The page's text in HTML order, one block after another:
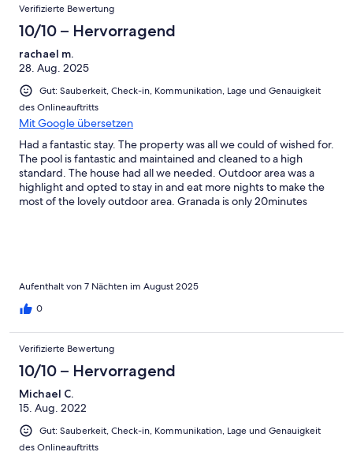
Verifizierte Bewertung
10/10 – Hervorragend
rachael m.
28. Aug. 2025
Gut: Sauberkeit, Check-in, Kommunikation, Lage und Genauigkeit
des Onlineauftritts
Mit Google übersetzen
Had a fantastic stay. The property was all we could of wished for.
The pool is fantastic and maintained and cleaned to a high
standard. The house had all we needed. Outdoor area was a
highlight and opted to stay in and eat more nights to make the
most of the lovely outdoor area. Granada is only 20minutes
were very friendly and helpful if need be. Would reccomend.
Thankyou for a great stay!
Aufenthalt von 7 Nächten im August 2025
0
Verifizierte Bewertung
10/10 – Hervorragend
Michael C.
15. Aug. 2022
Gut: Sauberkeit, Check-in, Kommunikation, Lage und Genauigkeit
des Onlineauftritts